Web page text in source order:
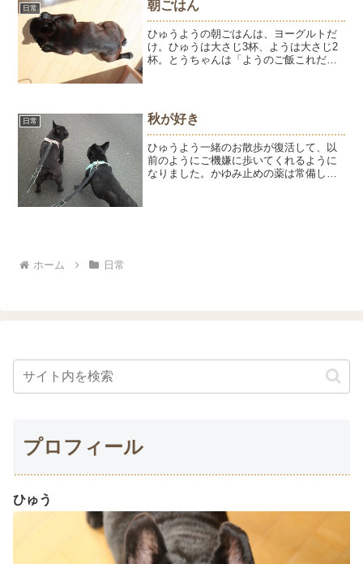
きました。大磯...
日常 朝ごはん
ひゅうようの朝ごはんは、ヨーグルトだ
け。ひゅうは大さじ3杯、ようは大さじ2
杯。とうちゃんは「ようのご飯これだ
っくりです。これしか食...
日常 秋が好き
ひゅうよう一緒のお散歩が復活して、以
前のようにご機嫌に歩いてくれるように
なりました。かゆみ止めの薬は常備して
ホーム 日常
プロフィール
ひゅう